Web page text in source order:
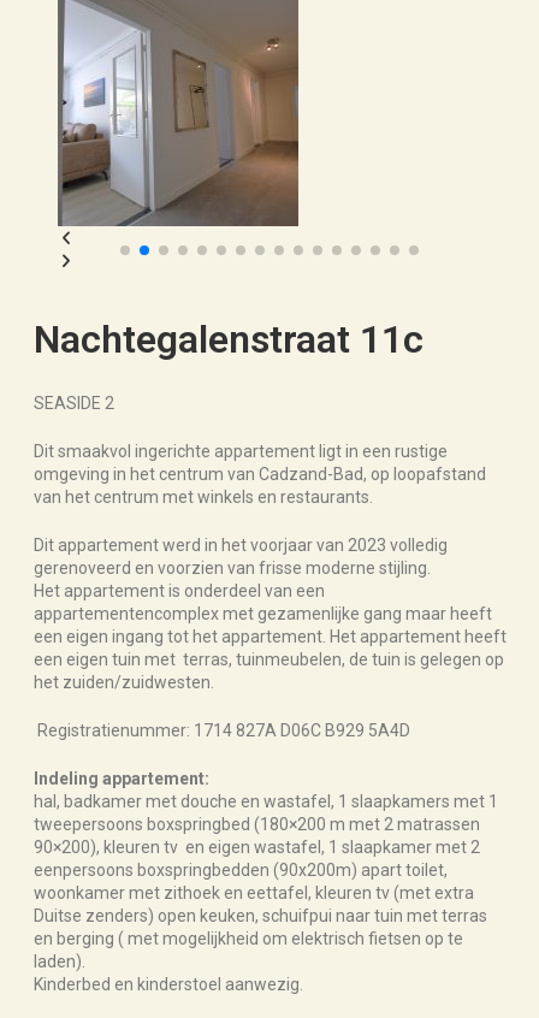
Nachtegalenstraat 11c
SEASIDE 2
Dit smaakvol ingerichte appartement ligt in een rustige
omgeving in het centrum van Cadzand-Bad, op loopafstand
van het centrum met winkels en restaurants.
Dit appartement werd in het voorjaar van 2023 volledig
gerenoveerd en voorzien van frisse moderne stijling.
Het appartement is onderdeel van een
appartementencomplex met gezamenlijke gang maar heeft
een eigen ingang tot het appartement. Het appartement heeft
een eigen tuin met terras, tuinmeubelen, de tuin is gelegen op
het zuiden/zuidwesten.
Registratienummer: 1714 827A D06C B929 5A4D
Indeling appartement:
hal, badkamer met douche en wastafel, 1 slaapkamers met 1
tweepersoons boxspringbed (180×200 m met 2 matrassen
90×200), kleuren tv en eigen wastafel, 1 slaapkamer met 2
eenpersoons boxspringbedden (90x200m) apart toilet,
woonkamer met zithoek en eettafel, kleuren tv (met extra
Duitse zenders) open keuken, schuifpui naar tuin met terras
en berging ( met mogelijkheid om elektrisch fietsen op te
laden).
Kinderbed en kinderstoel aanwezig.